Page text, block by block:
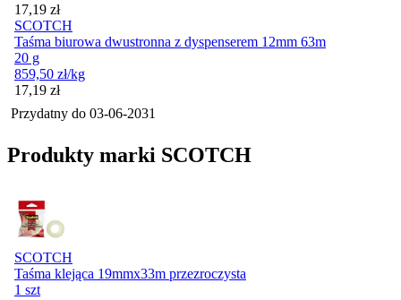
Cena
17,19 zł
SCOTCH
Taśma biurowa dwustronna z dyspenserem 12mm 63m
20 g
859,50 zł/kg
Cena
17,19 zł
Przydatny do 03-06-2031
Produkty marki SCOTCH
SCOTCH
Taśma klejąca 19mmx33m przezroczysta
1 szt